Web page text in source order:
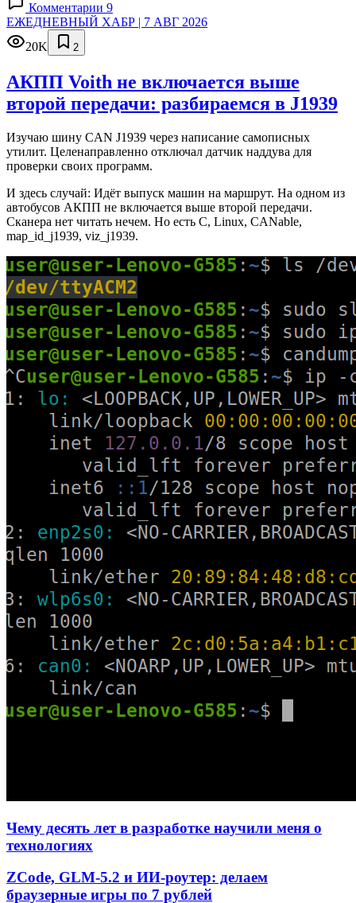
Комментарии 9
ЕЖЕДНЕВНЫЙ ХАБР | 7 АВГ 2026
20K
2
АКПП Voith не включается выше
второй передачи: разбираемся в J1939
Изучаю шину CAN J1939 через написание самописных
утилит. Целенаправленно отключал датчик наддува для
проверки своих программ.
И здесь случай: Идёт выпуск машин на маршрут. На одном из
автобусов АКПП не включается выше второй передачи.
Сканера нет читать нечем. Но есть C, Linux, CANable,
map_id_j1939, viz_j1939.
Чему десять лет в разработке научили меня о
технологиях
ZCode, GLM-5.2 и ИИ-роутер: делаем
браузерные игры по 7 рублей